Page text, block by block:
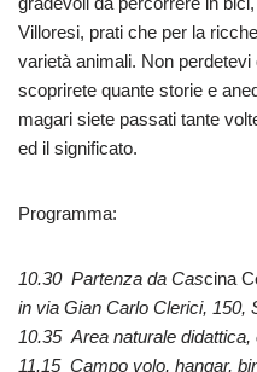
Villoresi, prati che per la
varietà animali. Non
scoprirete quante storie e
magari siete passati tante
ed il significato.
Programma:
10.30 Partenza da Cascina
in via Gian Carlo Clerici, 150,
10.35 Area naturale
11.15 Campo volo, hangar,